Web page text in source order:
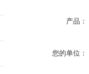
产品：
您的单位：